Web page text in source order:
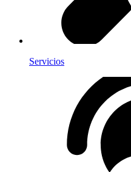
Servicios